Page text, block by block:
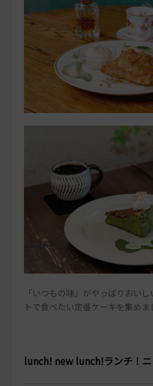
「いつもの味」がやっぱりおい
トで食べたい定番ケーキを集めま
lunch! new lunch!ランチ！ニ